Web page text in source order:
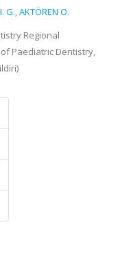
G.,AKTÖREN O.
Regional
Paediatric Dentistry,